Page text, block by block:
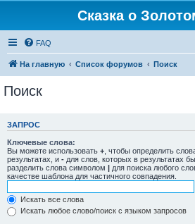
Сказка о
FAQ
На главную Список форумов Поиск
Поиск
ЗАПРОС
Ключевые слова:
Вы можете использовать + , чтобы определить
результатах, и - для слов, которых в результатах
разделить слова символом | для поиска любого
качестве шаблона для частичного совпадения.
Искать все слова
Искать любое слово/поиск с языком запросов